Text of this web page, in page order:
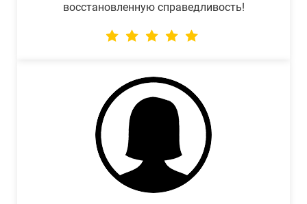
восстановленную справедливость!